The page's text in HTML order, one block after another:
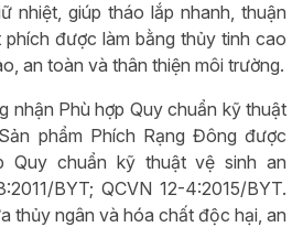
nhiệt, giúp tháo lắp nhanh, thuận
phích được làm bằng thủy tinh cao
an toàn và thân thiện môi trường.
nhận Phù hợp Quy chuẩn kỹ thuật
phẩm Phích Rạng Đông được
Quy chuẩn kỹ thuật vệ sinh an
BYT; QCVN 12-4:2015/BYT.
thủy ngân và hóa chất độc hại, an